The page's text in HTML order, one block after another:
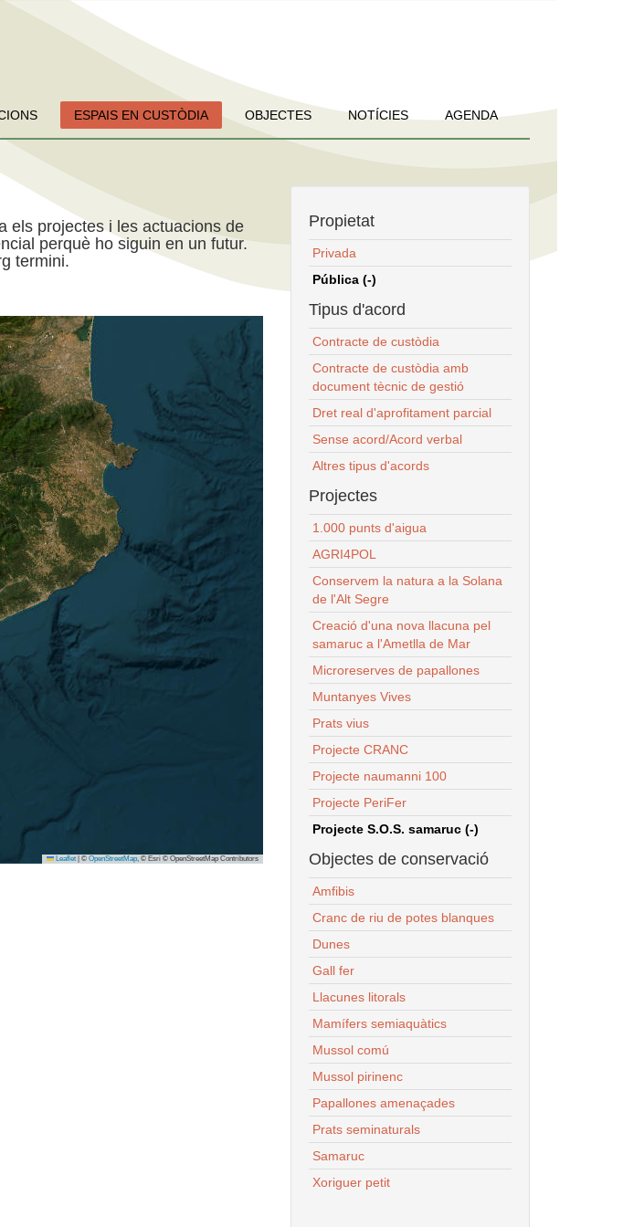
ESPAIS EN CUSTÒDIA OBJECTES NOTÍCIES AGENDA
els projectes i les actuacions de
perquè ho siguin en un futur.
termini.
Leaflet © OpenStreetMap, © Esri © OpenStreetMap Contributors
Propietat
Privada
Pública (-)
Tipus d'acord
Contracte de custòdia
Contracte de custòdia amb
document tècnic de gestió
Dret real d'aprofitament parcial
Sense acord/Acord verbal
Altres tipus d'acords
Projectes
1.000 punts d'aigua
AGRI4POL
Conservem la natura a la Solana
de l'Alt Segre
Creació d'una nova llacuna pel
samaruc a l'Ametlla de Mar
Microreserves de papallones
Muntanyes Vives
Prats vius
Projecte CRANC
Projecte naumanni 100
Projecte PeriFer
Projecte S.O.S. samaruc (-)
Objectes de conservació
Amfibis
Cranc de riu de potes blanques
Dunes
Gall fer
Llacunes litorals
Mamífers semiaquàtics
Mussol comú
Mussol pirinenc
Papallones amenaçades
Prats seminaturals
Samaruc
Xoriguer petit